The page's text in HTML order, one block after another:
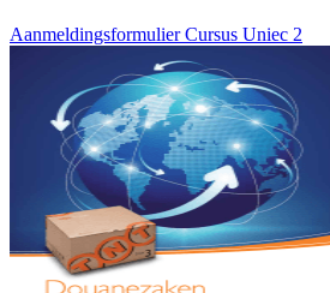
Aanmeldingsformulier Cursus Uniec 2